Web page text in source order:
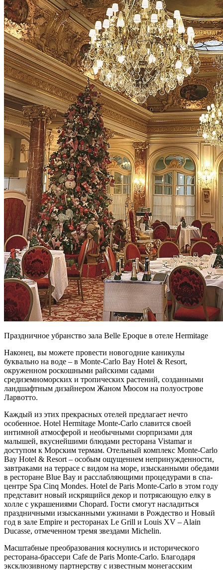
Праздничное убранство зала Belle Epoque в отеле Hermitage
Наконец, вы можете провести новогодние каникулы
буквально на воде – в Monte-Carlo Bay Hotel & Resort,
окруженном роскошными райскими садами
средиземноморских и тропических растений, созданными
ландшафтным дизайнером Жаном Мюсом на полуострове
Ларвотто.
Каждый из этих прекрасных отелей предлагает нечто
особенное. Hotel Hermitage Monte-Carlo славится своей
интимной атмосферой и необычными сюрпризами для
малышей, вкуснейшими блюдами ресторана Vistamar и
доступом к Морским термам. Отельный комплекс Monte-Carlo
Bay Hotel & Resort – особым ощущением непринужденности,
завтраками на террасе с видом на море, изысканными обедами
в ресторане Blue Bay и расслабляющими процедурами в спа-
центре Spa Cinq Mondes. Hotel de Paris Monte-Carlo в этом году
представит новый искрящийся декор и потрясающую елку в
холле с украшениями Chopard. Гости смогут насладиться
праздничными изысканными ужинами в Рождество и Новый
год в залe Empire и ресторанах Le Grill и Louis XV – Alain
Ducasse, отмеченном тремя звездами Michelin.
Масштабные преобразования коснулись и исторического
ресторана-брассери Cafe de Paris Monte-Carlo. Благодаря
эксклюзивному партнерству с известным монегасским